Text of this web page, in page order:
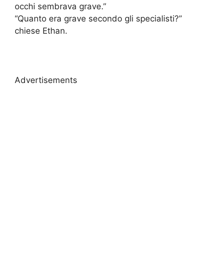
occhi sembrava grave.”
“Quanto era grave secondo gli specialisti?”
chiese Ethan.
Advertisements